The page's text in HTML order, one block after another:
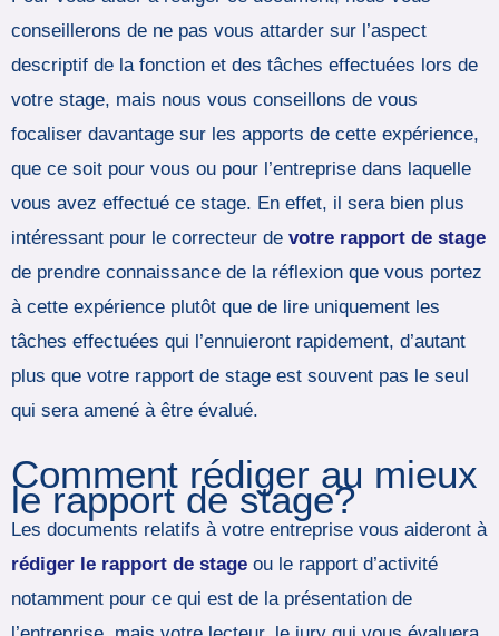
conseillerons de ne pas vous attarder sur l’aspect
descriptif de la fonction et des tâches effectuées lors de
votre stage, mais nous vous conseillons de vous
focaliser davantage sur les apports de cette expérience,
que ce soit pour vous ou pour l’entreprise dans laquelle
vous avez effectué ce stage. En effet, il sera bien plus
intéressant pour le correcteur de votre rapport de stage
de prendre connaissance de la réflexion que vous portez
à cette expérience plutôt que de lire uniquement les
tâches effectuées qui l’ennuieront rapidement, d’autant
plus que votre rapport de stage est souvent pas le seul
qui sera amené à être évalué.
Comment rédiger au mieux
le rapport de stage?
Les documents relatifs à votre entreprise vous aideront à
rédiger le rapport de stage ou le rapport d’activité
notamment pour ce qui est de la présentation de